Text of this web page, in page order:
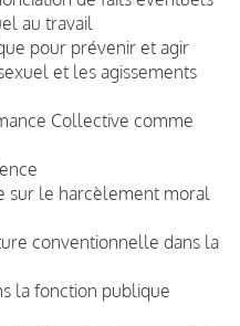
au travail
pour prévenir et agir
et les agissements
Collective comme
sur le harcèlement moral
conventionnelle dans la
la fonction publique